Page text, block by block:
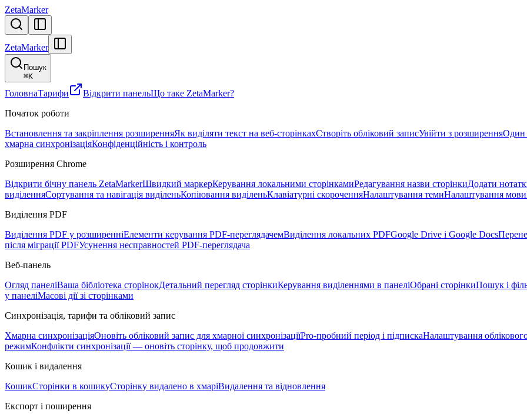
ZetaMarker
ZetaMarker
Пошук
⌘K
ГоловнаТарифи Відкрити панельЩо таке ZetaMarker?
Початок роботи
Встановлення та закріплення розширенняЯк виділяти текст на веб-сторінкахСтворіть обліковий записУвійти з розширенняОдин
хмарна синхронізаціяКонфіденційність і контроль
Розширення Chrome
Відкрити бічну панель ZetaMarkerШвидкий маркерКерування локальними сторінкамиРедагування назви сторінкиДодати
виділенняСортування та навігація виділеньКопіювання виділеньКлавіатурні скороченняНалаштування темиНалаштування мови
Виділення PDF
Виділення PDF у розширенніЕлементи керування PDF-переглядачемВиділення локальних PDFGoogle Drive і Google Docs
після міграції PDFУсунення несправностей PDF-переглядача
Веб-панель
Огляд панеліВаша бібліотека сторінокДетальний перегляд сторінкиКерування виділеннями в панеліОбрані сторінкиПошук і
у панеліМасові дії зі сторінками
Синхронізація, тарифи та обліковий запис
Хмарна синхронізаціяОновіть обліковий запис для хмарної синхронізаціїPro-пробний період і підпискаНалаштування
режимКонфлікти синхронізації — оновіть сторінку, щоб продовжити
Кошик і видалення
КошикСторінки в кошикуСторінку видалено в хмаріВидалення та відновлення
Експорт і поширення